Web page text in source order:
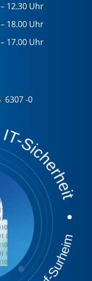
12.30 Uhr
18.00 Uhr
17.00 Uhr
6307 -0